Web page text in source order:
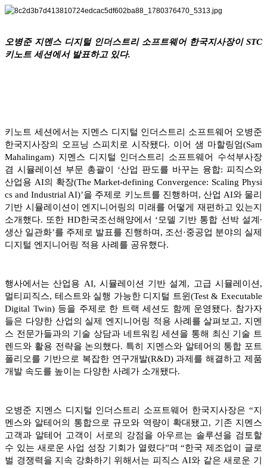
오병준 지멘스 디지털 인더스트리 소프트웨어 한국지사장이 STC
키노트 세션에서 발표하고 있다.
키노트 세션에서는 지멘스 디지털 인더스트리 소프트웨어 오병준
한국지사장의 오프닝 스피치로 시작됐다. 이어 샘 마할링엄(Sam
Mahalingam) 지멘스 디지털 인더스트리 소프트웨어 수석부사장
겸 시뮬레이션 부문 총괄이 ‘산업 판도를 바꾸는 융합: 피직스와
산업용 AI의 확장(The Market-defining Convergence: Scaling Physi
cs and Industrial AI)’을 주제로 키노트를 진행하며, 산업 AI와 물리
기반 시뮬레이션이 엔지니어링의 미래를 어떻게 재편하고 있는지
소개했다. 또한 HD한국조선해양에서 ‘모델 기반 통합 선박 설계∙
생산 일관화’를 주제로 발표를 진행하며, 조선·중공업 분야의 실제
디지털 엔지니어링 적용 사례를 공유했다.
행사에서는 산업용 AI, 시뮬레이션 기반 설계, 고급 시뮬레이션,
멀티피직스, 테스트와 실행 가능한 디지털 트윈(Test & Executable
Digital Twin) 등을 주제로 한 트랙 세션도 함께 운영됐다. 참가자
들은 다양한 산업의 실제 엔지니어링 적용 사례를 살펴보고, 지멘
스 전문가들과의 기술 상담과 네트워킹 세션을 통해 최신 기술 트
렌드와 활용 전략을 논의했다. 특히 지멘스와 알테어의 통합 포트
폴리오를 기반으로 복잡한 연구개발(R&D) 과제를 해결하고 제품
개발 속도를 높이는 다양한 사례가 소개됐다.
오병준 지멘스 디지털 인더스트리 소프트웨어 한국지사장은 “지
멘스와 알테어의 통합으로 규모와 역량이 확대됐고, 기존 지멘스
고객과 알테어 고객이 서로의 강점을 아우르는 솔루션을 검토할
수 있는 새로운 사업 성장 기회가 열렸다”며 “한국 제조업이 글로
벌 경쟁력을 지속 강화하기 위해서는 피직스 AI와 같은 새로운 기